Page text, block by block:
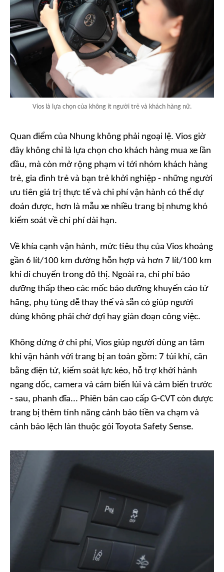
Vios là lựa chọn của không ít người trẻ và khách hàng nữ.
Quan điểm của Nhung không phải ngoại lệ. Vios giờ
đây không chỉ là lựa chọn cho khách hàng mua xe lần
đầu, mà còn mở rộng phạm vi tới nhóm khách hàng
trẻ, gia đình trẻ và bạn trẻ khởi nghiệp - những người
ưu tiên giá trị thực tế và chi phí vận hành có thể dự
đoán được, hơn là mẫu xe nhiều trang bị nhưng khó
kiểm soát về chi phí dài hạn.
Về khía cạnh vận hành, mức tiêu thụ của Vios khoảng
gần 6 lít/100 km đường hỗn hợp và hơn 7 lít/100 km
khi di chuyển trong đô thị. Ngoài ra, chi phí bảo
dưỡng thấp theo các mốc bảo dưỡng khuyến cáo từ
hãng, phụ tùng dễ thay thế và sẵn có giúp người
dùng không phải chờ đợi hay gián đoạn công việc.
Không dừng ở chi phí, Vios giúp người dùng an tâm
khi vận hành với trang bị an toàn gồm: 7 túi khí, cân
bằng điện tử, kiểm soát lực kéo, hỗ trợ khởi hành
ngang dốc, camera và cảm biến lùi và cảm biến trước
- sau, phanh đĩa... Phiên bản cao cấp G-CVT còn được
trang bị thêm tính năng cảnh báo tiền va chạm và
cảnh báo lệch làn thuộc gói Toyota Safety Sense.